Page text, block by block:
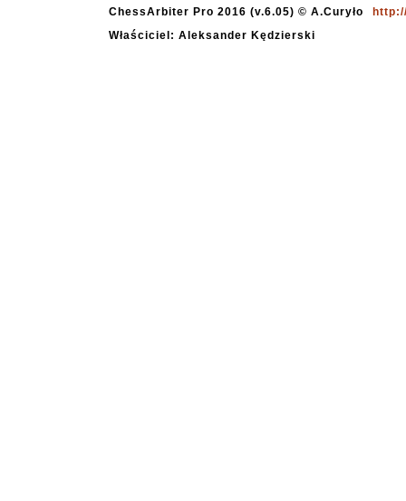
ChessArbiter Pro 2016 (v.6.05) © A.Curyło
Właściciel: Aleksander Kędzierski